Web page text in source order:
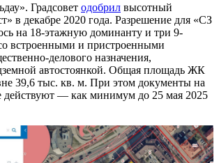
Градсовет одобрил высотный
в декабре 2020 года. Разрешение для «СЗ
на 18-этажную доминанту и три 9-
встроенными и пристроенными
делового назначения,
автостоянкой. Общая площадь ЖК
39,6 тыс. кв. м. При этом документы на
действуют — как минимум до 25 мая 2025